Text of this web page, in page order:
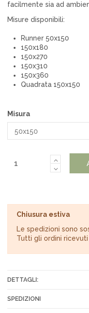
facilmente sia ad
Misure disponibili:
Runner 50x150
150x180
150x270
150x310
150x360
Quadrata 150x150
Misura
Chiusura estiva
Le spedizioni sono
Tutti gli ordini
DETTAGLI:
Composizione
Manutenzione
No
SPEDIZIONI